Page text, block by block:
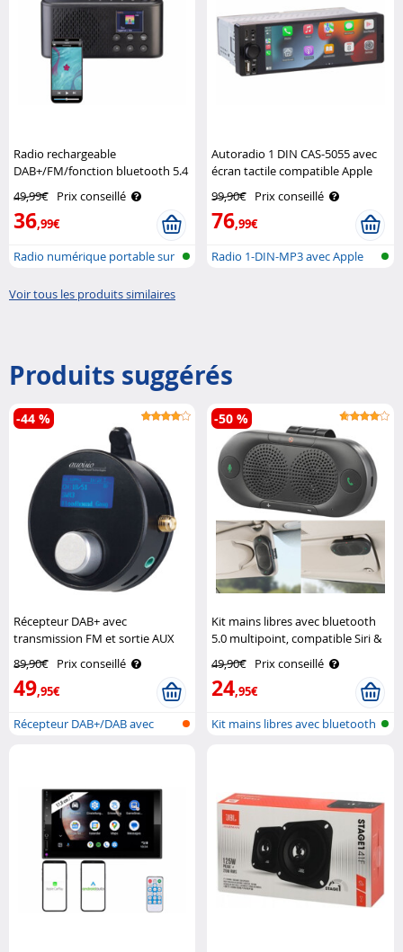
Radio rechargeable
DAB+/FM/fonction bluetooth 5.4
49,99€ Prix conseillé
36,99€
Radio numérique portable sur
Autoradio 1 DIN CAS-5055 avec
écran tactile compatible Apple
Carplay & Android Auto
CreaSono
99,90€ Prix conseillé
76,99€
Radio 1-DIN-MP3 avec Apple
Voir tous les produits similaires
Produits suggérés
Récepteur DAB+ avec
transmission FM et sortie AUX
FMX-610.dab Auvisio
89,90€ Prix conseillé
49,95€
-44 %
Récepteur DAB+/DAB avec
Kit mains libres avec bluetooth
5.0 multipoint, compatible Siri &
Google BFX-420.pt Callstel
49,90€ Prix conseillé
24,95€
-50 %
Kit mains libres avec bluetooth